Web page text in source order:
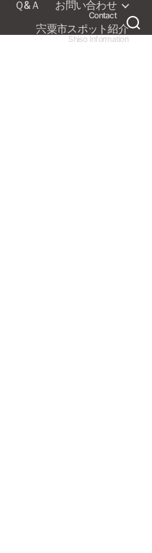
Ｑ&Ａ お問い合わせ
Contact
宍粟市スポット紹介
Shiso Information